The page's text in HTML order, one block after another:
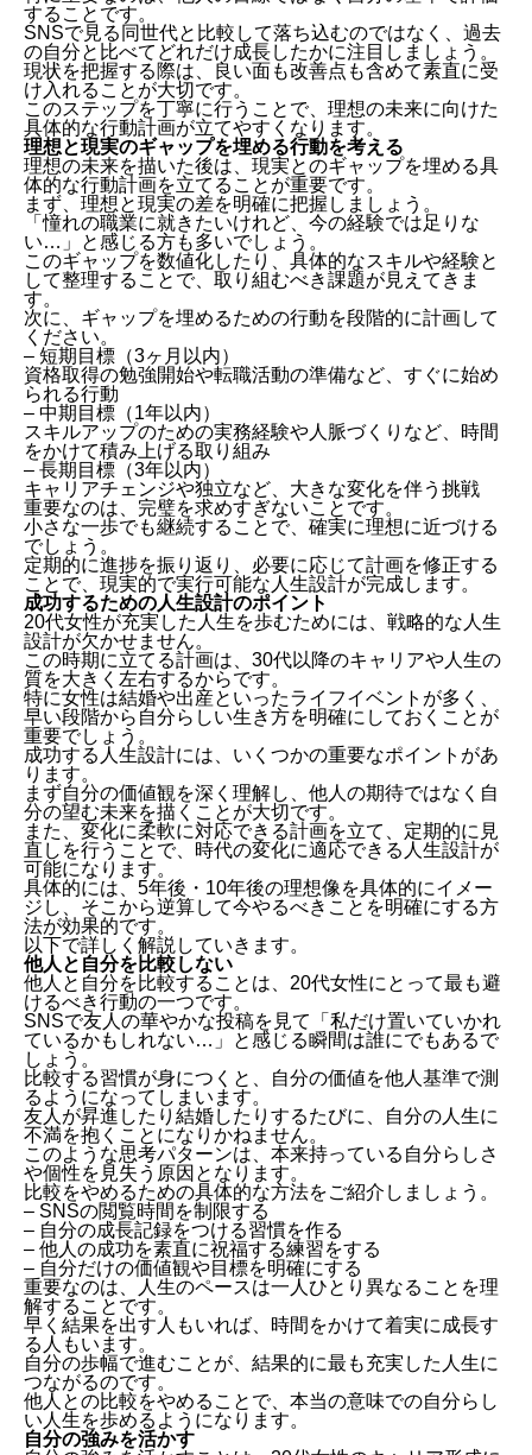
することです。
SNSで見る同世代と比較して落ち込むのではなく、過去
の自分と比べてどれだけ成長したかに注目しましょう。
現状を把握する際は、良い面も改善点も含めて素直に受
け入れることが大切です。
このステップを丁寧に行うことで、理想の未来に向けた
具体的な行動計画が立てやすくなります。
理想と現実のギャップを埋める行動を考える
理想の未来を描いた後は、現実とのギャップを埋める具
体的な行動計画を立てることが重要です。
まず、理想と現実の差を明確に把握しましょう。
「憧れの職業に就きたいけれど、今の経験では足りな
い…」と感じる方も多いでしょう。
このギャップを数値化したり、具体的なスキルや経験と
して整理することで、取り組むべき課題が見えてきま
す。
次に、ギャップを埋めるための行動を段階的に計画して
ください。
– 短期目標（3ヶ月以内）
資格取得の勉強開始や転職活動の準備など、すぐに始め
られる行動
– 中期目標（1年以内）
スキルアップのための実務経験や人脈づくりなど、時間
をかけて積み上げる取り組み
– 長期目標（3年以内）
キャリアチェンジや独立など、大きな変化を伴う挑戦
重要なのは、完璧を求めすぎないことです。
小さな一歩でも継続することで、確実に理想に近づける
でしょう。
定期的に進捗を振り返り、必要に応じて計画を修正する
ことで、現実的で実行可能な人生設計が完成します。
成功するための人生設計のポイント
20代女性が充実した人生を歩むためには、戦略的な人生
設計が欠かせません。
この時期に立てる計画は、30代以降のキャリアや人生の
質を大きく左右するからです。
特に女性は結婚や出産といったライフイベントが多く、
早い段階から自分らしい生き方を明確にしておくことが
重要でしょう。
成功する人生設計には、いくつかの重要なポイントがあ
ります。
まず自分の価値観を深く理解し、他人の期待ではなく自
分の望む未来を描くことが大切です。
また、変化に柔軟に対応できる計画を立て、定期的に見
直しを行うことで、時代の変化に適応できる人生設計が
可能になります。
具体的には、5年後・10年後の理想像を具体的にイメー
ジし、そこから逆算して今やるべきことを明確にする方
法が効果的です。
以下で詳しく解説していきます。
他人と自分を比較しない
他人と自分を比較することは、20代女性にとって最も避
けるべき行動の一つです。
SNSで友人の華やかな投稿を見て「私だけ置いていかれ
ているかもしれない…」と感じる瞬間は誰にでもあるで
しょう。
比較する習慣が身につくと、自分の価値を他人基準で測
るようになってしまいます。
友人が昇進したり結婚したりするたびに、自分の人生に
不満を抱くことになりかねません。
このような思考パターンは、本来持っている自分らしさ
や個性を見失う原因となります。
比較をやめるための具体的な方法をご紹介しましょう。
– SNSの閲覧時間を制限する
– 自分の成長記録をつける習慣を作る
– 他人の成功を素直に祝福する練習をする
– 自分だけの価値観や目標を明確にする
重要なのは、人生のペースは一人ひとり異なることを理
解することです。
早く結果を出す人もいれば、時間をかけて着実に成長す
る人もいます。
自分の歩幅で進むことが、結果的に最も充実した人生に
つながるのです。
他人との比較をやめることで、本当の意味での自分らし
い人生を歩めるようになります。
自分の強みを活かす
20代女性が陥りがちな後悔を防ぐために
お金の使い方を見直す
恋愛の失敗を学びに変える
結婚や出産のタイミングを考える
20代女性が抱えるよくある悩みと解決策
肌のケアと老化対策
体型維持と健康管理
給与やキャリアの不安を解消する方法
30代以上の女性が教える20代での心構え
20代はどんな時期？先輩女性の意見
成功体験を通じてロールモデルを探す
20代女性が知っておくべきQ&A
20代でやっておくべき遊びは何か？
美容法に関するおすすめは？
人生のピークとその捉え方
20代女性がやるべきことで充実した未来を手に入れよ
う
あとがき